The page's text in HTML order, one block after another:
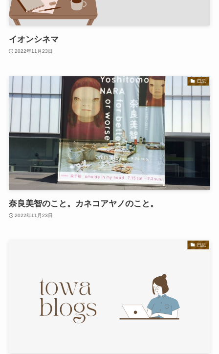
イオンシネマ
2022年11月23日
日記
奈良美智のこと。カネコアヤノのこと。
2022年11月23日
日記